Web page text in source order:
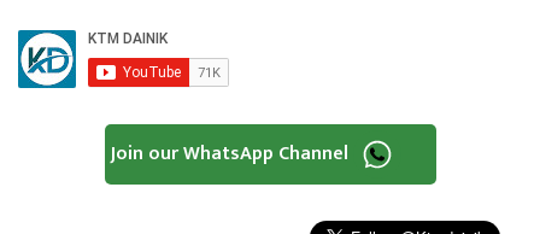
Join our WhatsApp Channel